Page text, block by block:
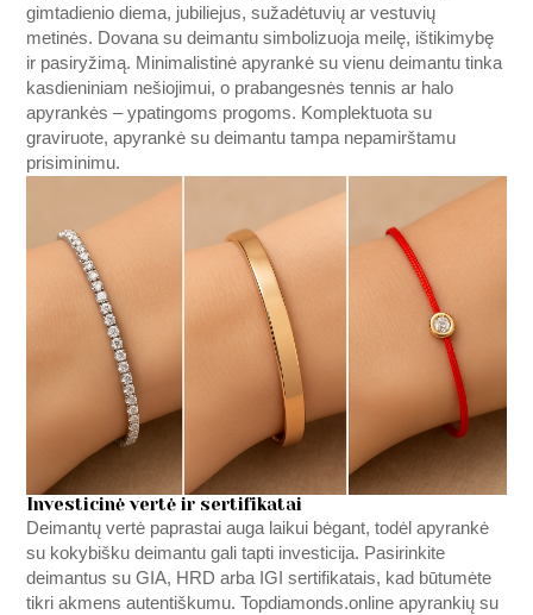
gimtadienio diema, jubiliejus, sužadėtuvių ar vestuvių
metinės. Dovana su deimantu simbolizuoja meilę, ištikimybę
ir pasiryžimą. Minimalistinė apyrankė su vienu deimantu tinka
kasdieniniam nešiojimui, o prabangesnės tennis ar halo
apyrankės – ypatingoms progoms. Komplektuota su
graviruote, apyrankė su deimantu tampa nepamirštamu
prisiminimu.
Investicinė vertė ir sertifikatai
Deimantų vertė paprastai auga laikui bėgant, todėl apyrankė
su kokybišku deimantu gali tapti investicija. Pasirinkite
deimantus su GIA, HRD arba IGI sertifikatais, kad būtumėte
tikri akmens autentiškumu.Topdiamonds.online apyrankių su